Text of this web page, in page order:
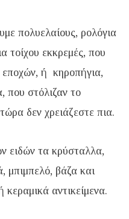
πολυελαίους, ρολόγια
τοίχου εκκρεμές, που
εποχών, ή κηροπήγια,
που στόλιζαν το
δεν χρειάζεστε πια.
ειδών τα κρύσταλλα,
μπιμπελό, βάζα και
κεραμικά αντικείμενα.